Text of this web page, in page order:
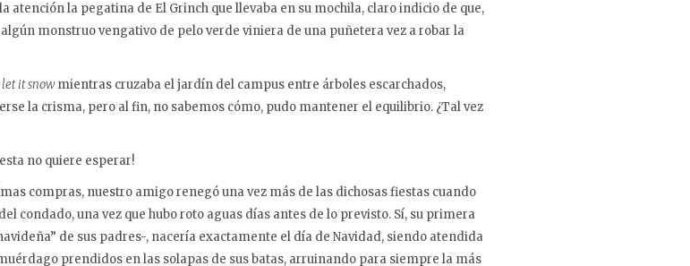
atención la pegatina de El Grinch que llevaba en su mochila, claro indicio de que,
monstruo vengativo de pelo verde viniera de una puñetera vez a robar la
it snowmientras cruzaba el jardín del campus entre árboles escarchados,
la crisma, pero al fin, no sabemos cómo, pudo mantener el equilibrio. ¿Tal vez
no quiere esperar!
compras, nuestro amigo renegó una vez más de las dichosas fiestas cuando
condado, una vez que hubo roto aguas días antes de lo previsto. Sí, su primera
de sus padres-, nacería exactamente el día de Navidad, siendo atendida
prendidos en las solapas de sus batas, arruinando para siempre la más